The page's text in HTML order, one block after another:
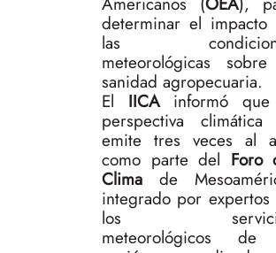
determinar el impacto
las
meteorológicas
sanidad agropecuaria.
El IICAinformó que
perspectiva climática
emite tres veces al
como parte del Foro
Clima de
integrado por expertos
los
meteorológicos